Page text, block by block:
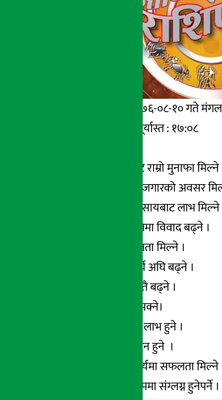
काठमाडौँ – मिति २०७६-०८-१० गते
सूर्योदय । ०६:३२ । सूर्यास्त : १७:०८
मेष – गरेको कार्यबाट राम्रो मुनाफा मिल्ने
वृष – नयाँ काम वा रोजगारको अवसर
मिथुन – व्यापार ब्यबसायबाट लाभ मिल्ने
कर्कट – पैतृक सम्पतिमा विवाद बढ्ने ।
सिंह – कार्यमा सफलता मिल्ने ।
कन्या – बैदेशिक कार्य अघि बढ्ने ।
तुला – आम्दानी प्रशस्तै बढ्ने ।
वृश्चिक – पैसा फस्न सक्ने।
धनु – आकष्मिक धन लाभ हुने ।
मकर – कार्य सम्पादन हुने ।
कुम्भ – प्राविधिक कार्यमा सफलता मिल्ने
मिन – झन्झटिलो काममा संग्लग्न हुनेपर्ने ।